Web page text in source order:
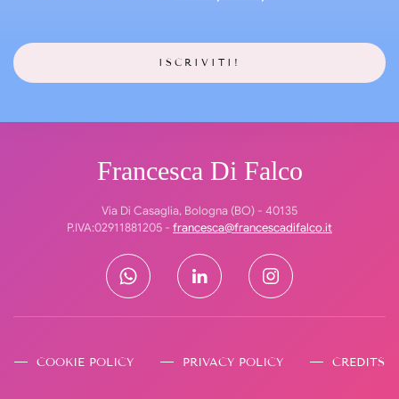
Francesca Di Falco
Via Di Casaglia, Bologna (BO) - 40135
P.IVA:02911881205 - francesca@francescadifalco.it
COOKIE POLICY PRIVACY POLICY CREDITS